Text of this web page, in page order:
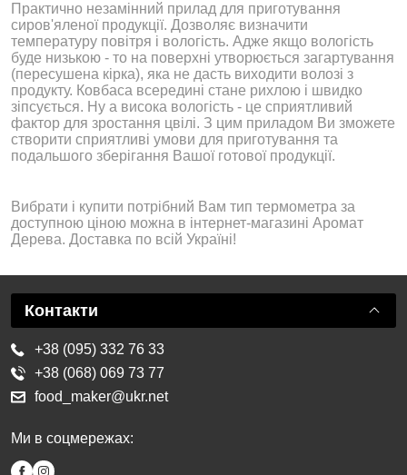
Практично незамінний прилад для приготування
сиров'яленої продукції. Дозволяє визначити
температуру повітря і вологість. Адже якщо вологість
буде низькою - то на поверхні утворюється загартування
(пересушена кірка), яка не дасть виходити волозі з
продукту. Ковбаса всередині стане рихлою і швидко
зіпсується. Ну а висока вологість - це сприятливий
фактор для зростання цвілі. З цим приладом Ви зможете
створити сприятливі умови для приготування та
подальшого зберігання Вашої готової продукції.
Вибрати і купити потрібний Вам тип термометра за
доступною ціною можна в інтернет-магазині Аромат
Дерева. Доставка по всій Україні!
Контакти
+38 (095) 332 76 33
+38 (068) 069 73 77
food_maker@ukr.net
Ми в соцмережах: